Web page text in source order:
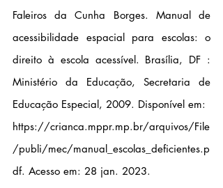
Faleiros da Cunha Borges. Manual de
acessibilidade espacial para escolas: o
direito à escola acessível. Brasília, DF :
Ministério da Educação, Secretaria de
Educação Especial, 2009. Disponível em:
https://crianca.mppr.mp.br/arquivos/File
/publi/mec/manual_escolas_deficientes.p
df. Acesso em: 28 jan. 2023.